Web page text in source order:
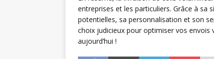
entreprises et les particuliers. Grâce à sa
potentielles, sa personnalisation et son
choix judicieux pour optimiser vos envois
aujourd’hui !